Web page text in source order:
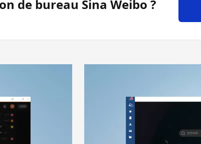
de bureau Sina Weibo ?